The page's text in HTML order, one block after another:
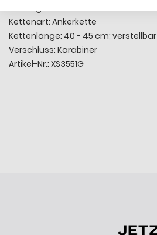
Kettenart: Ankerkette
Kettenlänge: 40 - 45 cm; verstellbar
Verschluss: Karabiner
Artikel-Nr.: XS3551G